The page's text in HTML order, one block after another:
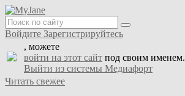
Войдите Зарегистрируйтесь
, можете
войти на этот сайт под своим именем.
Выйти из системы Медиафорт
Читать свежее